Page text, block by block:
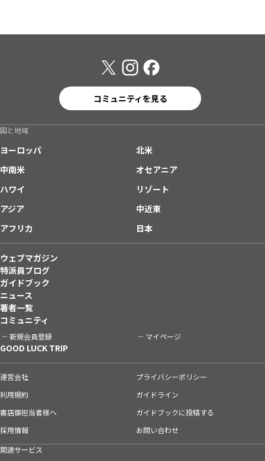
コミュニティを見る
国と地域
ヨーロッパ
北米
中南米
オセアニア
ハワイ
リゾート
アジア
中近東
アフリカ
日本
ウェブマガジン
特派員ブログ
ガイドブック
ニュース
著者一覧
コミュニティ
新規会員登録 マイページ
GOOD LUCK TRIP
運営会社
プライバシーポリシー
利用規約
ガイドライン
書店御担当者様へ
ガイドブックに投稿する
採用情報
お問い合わせ
関連サービス